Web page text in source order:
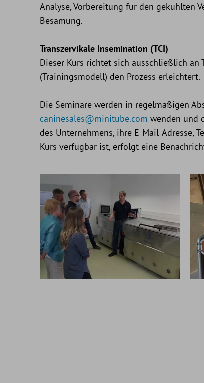
Analyse, Vorbereitung für den gekühlten
Besamung.
Transzervikale Insemination (TCI)
Dieser Kurs richtet sich ausschließlich
(Trainingsmodell) den Prozess erleichtert.
Die Seminare werden in regelmäßigen
caninesales@minitube.com wenden und
des Unternehmens, ihre E-Mail-Adresse,
Kurs verfügbar ist, erfolgt eine